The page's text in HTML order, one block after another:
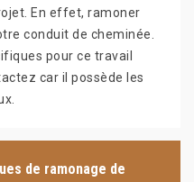
En effet, ramoner
conduit de cheminée.
pour ce travail
car il possède les
de ramonage de